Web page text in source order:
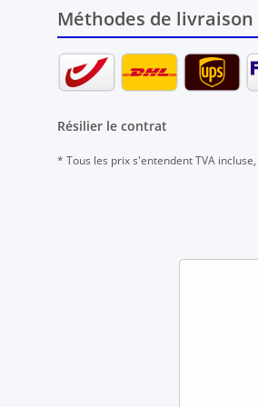
Méthodes de livraison
Résilier le contrat
* Tous les prix s'entendent TVA incluse,